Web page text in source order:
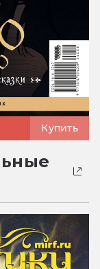
Купить